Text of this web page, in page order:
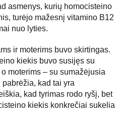
asmenys, kurių homocisteino
turėjo mažesnį vitamino B12
nuo lyties.
ir moterims buvo skirtingas.
kiekis buvo susijęs su
moterims – su sumažėjusia
kad tai yra
kad tyrimas rodo ryšį, bet
kiekis konkrečiai sukelia